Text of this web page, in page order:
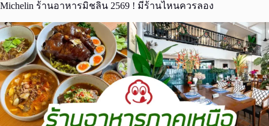
Michelin ร้านอาหารมิชลิน 2569 ! มีร้านไหนควรลอง